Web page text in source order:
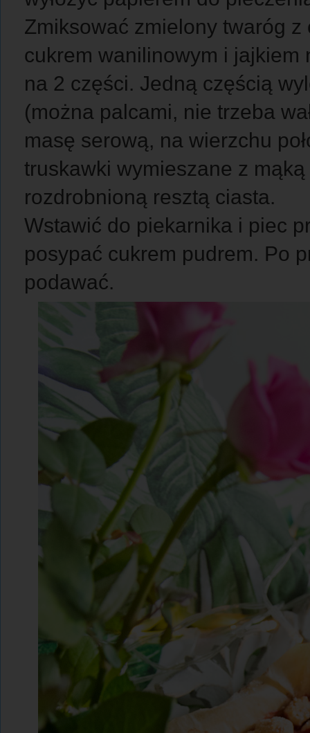
Zmiksować zmielony twaróg
cukrem wanilinowym i
na 2 części. Jedną częścią
(można palcami, nie trzeba
masę serową, na wierzchu
truskawki wymieszane z
rozdrobnioną resztą ciasta.
Wstawić do piekarnika i piec
posypać cukrem pudrem. Po
podawać.